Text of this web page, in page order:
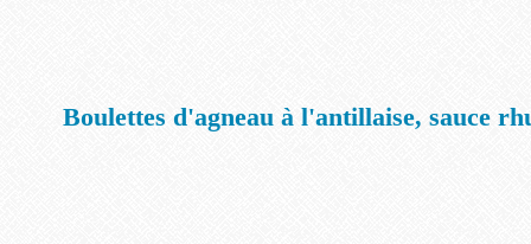
Boulettes d'agneau à l'antillaise, sauce